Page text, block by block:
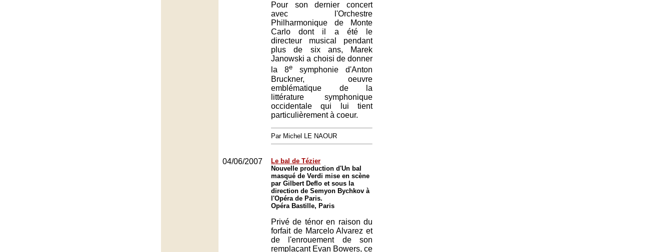
Pour son dernier concert
avec l'Orchestre
Philharmonique de Monte
Carlo dont il a été le
directeur musical pendant
plus de six ans, Marek
Janowski a choisi de donner
la 8e symphonie d'Anton
Bruckner, oeuvre
emblématique de la
littérature symphonique
occidentale qui lui tient
particulièrement à coeur.
Par Michel LE NAOUR
04/06/2007
Le bal de Tézier
Nouvelle production d'Un bal
masqué de Verdi mise en scène
par Gilbert Deflo et sous la
direction de Semyon Bychkov à
l'Opéra de Paris.
Opéra Bastille, Paris
Privé de ténor en raison du
forfait de Marcelo Alvarez et
de l'enrouement de son
remplaçant Evan Bowers, ce